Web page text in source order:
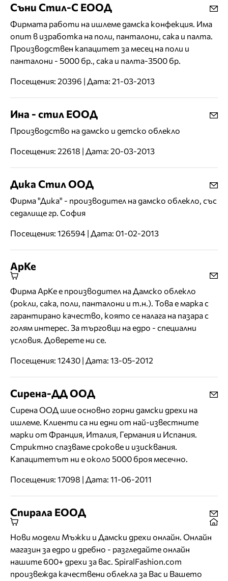
Съни Стил-С ЕООД
Фирмата работи на ишлеме дамска конфекция. Има
опит в изработка на поли, панталони, сака и палта.
Производствен капацитет за месец на поли и
панталони - 5000 бр., сака и палта-3500 бр.
Посещения: 20396 | Дата: 21-03-2013
Ина - стил ЕООД
Производство на дамско и детско облекло
Посещения: 22618 | Дата: 20-03-2013
Дика Стил ООД
Фирма "Дика" - производител на дамско облекло, със
седалище гр. София
Посещения: 126594 | Дата: 01-02-2013
АрКе
Фирма АрКе е производител на Дамско облекло
(рокли, сака, поли, панталони и т.н.). Това е марка с
гарантирано качество, която се налага на пазара с
голям интерес. За търговци на едро - специални
условия. Доверете ни се.
Посещения: 12430 | Дата: 13-05-2012
Сирена-ДД ООД
Сирена ООД шие основно горни дамски дрехи на
ишлеме. Клиенти са ни едни от най-известните
марки от Франция, Италия, Германия и Испания.
Стриктно спазваме срокове и изисквания.
Капацитетът ни е около 5000 броя месечно.
Посещения: 17098 | Дата: 11-06-2011
Спирала ЕООД
Нови модели Мъжки и Дамски дрехи онлайн. Онлайн
магазин за едро и дребно - разгледайте онлайн
нашите 600+ дрехи за вас. SpiralFashion.com
произвежда качествени облекла за Вас и Вашето